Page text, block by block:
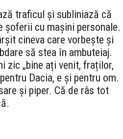
traficul și subliniază că
cu mașini personale.
cineva care vorbește și
să stea în ambuteiaj.
zic „bine ați venit, fraților,
Dacia, e și pentru om.
și piper. Că de râs tot